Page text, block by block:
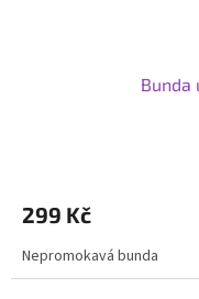
Bunda
299 Kč
Nepromokavá bunda